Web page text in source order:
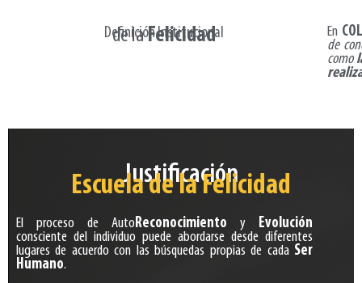
Definición Institucional
de laFelicidad​ En
de
como
Justificación​
Escuela de la Felicidad
El proceso de AutoReconocimiento y
Evolución
consciente del individuo puede abordarse desde diferentes
lugares de acuerdo con las búsquedas propias de cada Ser
Humano.